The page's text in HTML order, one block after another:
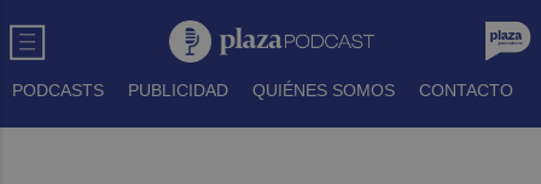
PODCASTS PUBLICIDAD QUIÉNES SOMOS CONTACTO